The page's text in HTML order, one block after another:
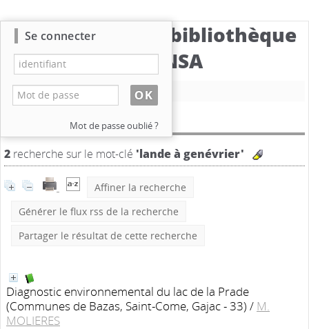
Catalogue de la bibliothèque
du CBNSA
Nouvelle recherche
Résultat de la recherche
2 recherche sur le mot-clé 'lande à genévrier'
Affiner la recherche
Générer le flux rss de la recherche
Partager le résultat de cette recherche
Diagnostic environnemental du lac de la Prade
(Communes de Bazas, Saint-Come, Gajac - 33) / M.
MOLIERES
Se connecter
Mot de passe oublié ?